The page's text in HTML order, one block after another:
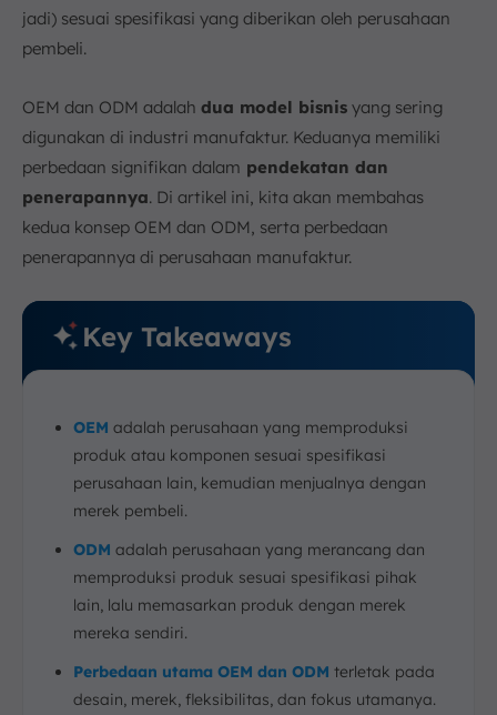
f. Fleksibilitas Kustomisasi Produk
g. Risiko Bisnis yang Lebih Rendah
a. Desain dan R&D oleh Pihak Manufaktur
b. Kustomisasi Sederhana
c. Kecepatan Masuk ke Pasar
d. Biaya Produksi Lebih Efektif
e. Kemiripan Desain Produk
10. Contoh Original Design Manufacturer (ODM)
a. Kelebihan ODM
b. Kekurangan ODM
b. Kepemilikan Desain
c. Merek/Branding
d. Fleksibilitas
e. Contoh
13. Kapan Harus Memilih OEM dan ODM
14. Kesimpulan
FAQ:
jadi) sesuai spesifikasi yang diberikan oleh perusahaan
pembeli.
OEM dan ODM adalah dua model bisnis yang sering
digunakan di industri manufaktur. Keduanya memiliki
perbedaan signifikan dalam pendekatan dan
penerapannya. Di artikel ini, kita akan membahas
kedua konsep OEM dan ODM, serta perbedaan
penerapannya di perusahaan manufaktur.
Key Takeaways
OEM adalah perusahaan yang memproduksi
produk atau komponen sesuai spesifikasi
perusahaan lain, kemudian menjualnya dengan
merek pembeli.
ODM adalah perusahaan yang merancang dan
memproduksi produk sesuai spesifikasi pihak
lain, lalu memasarkan produk dengan merek
mereka sendiri.
Perbedaan utama OEM dan ODM terletak pada
desain, merek, fleksibilitas, dan fokus utamanya.